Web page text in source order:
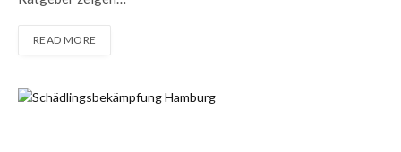
READ MORE